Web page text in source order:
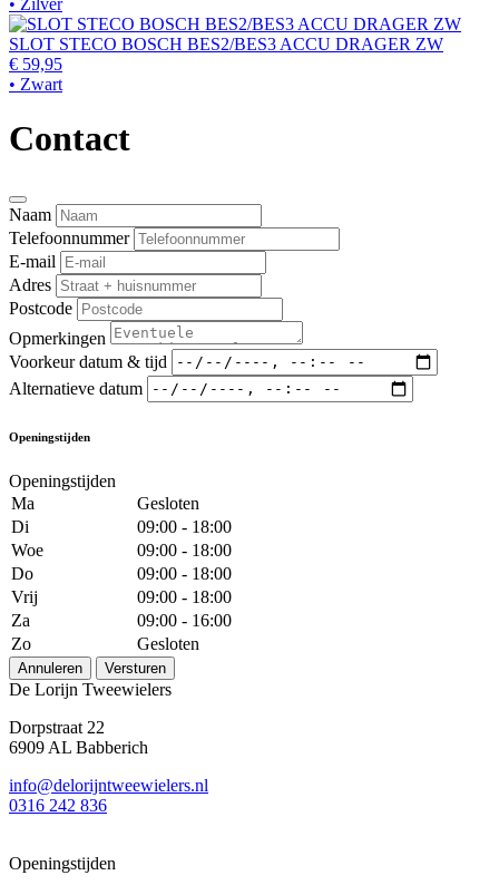
SLOT STECO BOSCH BES2/BES3 ACCU DRAGER ZW
€ 59,95
• Zwart
Contact
Naam
Telefoonnummer
E-mail
Adres
Postcode
Opmerkingen
Voorkeur datum & tijd
Alternatieve datum
Openingstijden
Openingstijden
Ma
Gesloten
Di
09:00 - 18:00
Woe
09:00 - 18:00
Do
09:00 - 18:00
Vrij
09:00 - 18:00
Za
09:00 - 16:00
Zo
Gesloten
Annuleren Versturen
De Lorijn Tweewielers
Dorpstraat 22
6909 AL Babberich
info@delorijntweewielers.nl
0316 242 836
Openingstijden